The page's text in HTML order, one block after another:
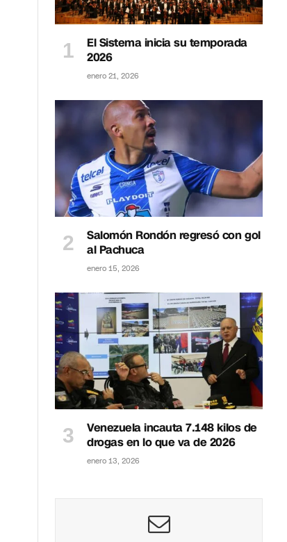
El Sistema inicia su temporada
2026
enero 21, 2026
Salomón Rondón regresó con gol
al Pachuca
enero 15, 2026
Venezuela incauta 7.148 kilos de
drogas en lo que va de 2026
enero 13, 2026